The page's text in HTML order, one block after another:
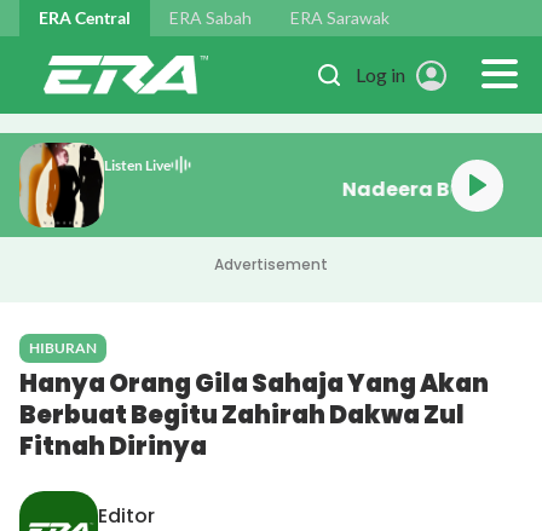
Skip to main content
ERA Central ERA Sabah ERA Sarawak
Log in
Listen Live
Nadeera
Advertisement
HIBURAN
Hanya Orang Gila Sahaja Yang Akan
Berbuat Begitu Zahirah Dakwa Zul
Fitnah Dirinya
Editor